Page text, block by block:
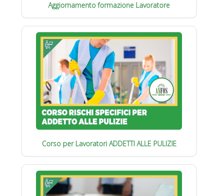
Aggiornamento formazione Lavoratore
Corso per Lavoratori ADDETTI ALLE PULIZIE